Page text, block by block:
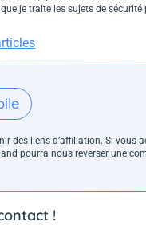
je traite les sujets de sécurité
des liens d’affiliation. Si vous
pourra nous reverser une
!